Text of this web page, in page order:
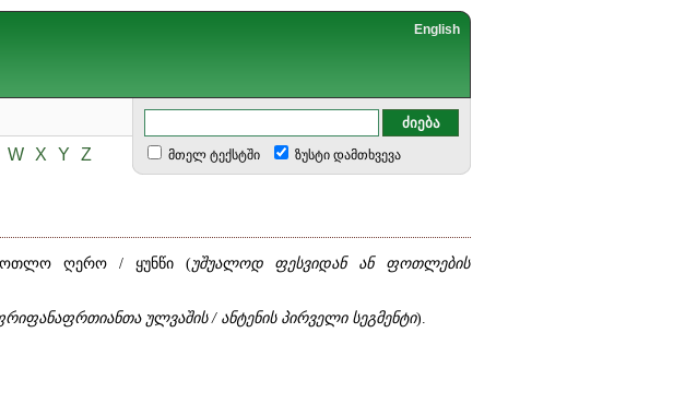
English
W X Y Z მთელ ტექსტში ზუსტი დამთხვევა
ღერო / ყუნწი (უშუალოდ ფესვიდან ან ფოთლების
ულვაშის / ანტენის პირველი სეგმენტი).